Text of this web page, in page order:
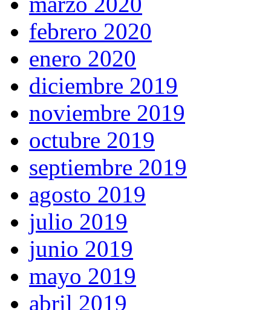
febrero 2020
enero 2020
diciembre 2019
noviembre 2019
octubre 2019
septiembre 2019
agosto 2019
julio 2019
junio 2019
mayo 2019
abril 2019